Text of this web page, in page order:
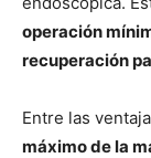
operación
recuperación
Entre las
máximo de la